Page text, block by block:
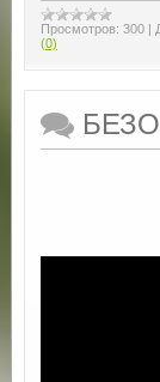
Просмотров: 300 |
(0)